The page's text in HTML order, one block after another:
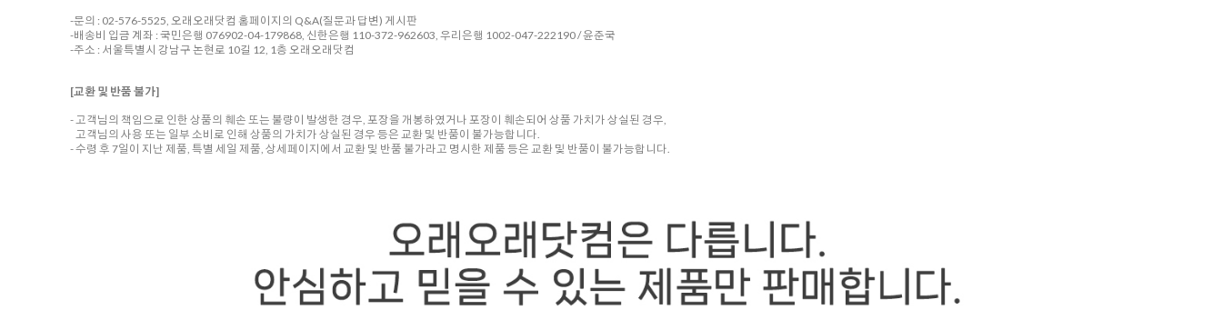
-문의 : 02-576-5525, 오래오래닷컴 홈페이지의 Q&A(질문과 답변) 게시판
-배송비 입금 계좌 : 국민은행 076902-04-179868, 신한은행 110-372-962603, 우리은행 1002-047-222190 / 윤준국
-주소 : 서울특별시 강남구 논현로 10길 12, 1층 오래오래닷컴
[교환 및 반품 불가]
- 고객님의 책임으로 인한 상품의 훼손 또는 불량이 발생한 경우, 포장을 개봉하였거나 포장이 훼손되어 상품 가치가 상실된 경우,
고객님의 사용 또는 일부 소비로 인해 상품의 가치가 상실된 경우 등은 교환 및 반품이 불가능합니다.
- 수령 후 7일이 지난 제품, 특별 세일 제품, 상세페이지에서 교환 및 반품 불가라고 명시한 제품 등은 교환 및 반품이 불가능합니다.